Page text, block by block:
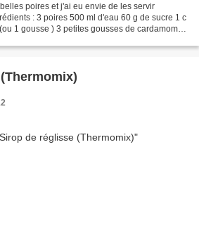
poires et j'ai eu envie de les servir
: 3 poires 500 ml d'eau 60 g de sucre 1 c
1 gousse ) 3 petites gousses de cardamome